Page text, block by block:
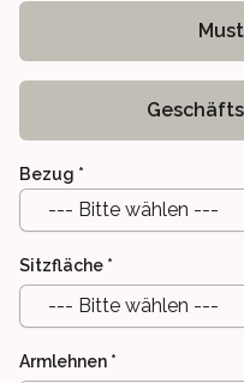
Bezug *
--- Bitte wählen ---
Sitzfläche *
--- Bitte wählen ---
Armlehnen *